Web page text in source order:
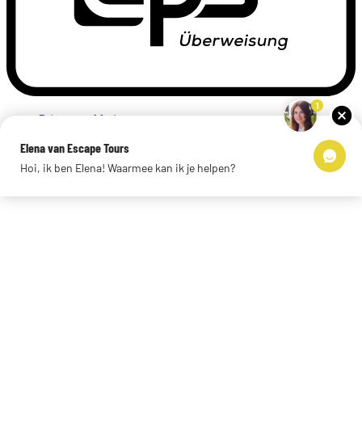
Privacyverklaring
Links
© 2026 Escape Tours
1
Elena van Escape Tours
Hoi, ik ben Elena! Waarmee kan ik je helpen?